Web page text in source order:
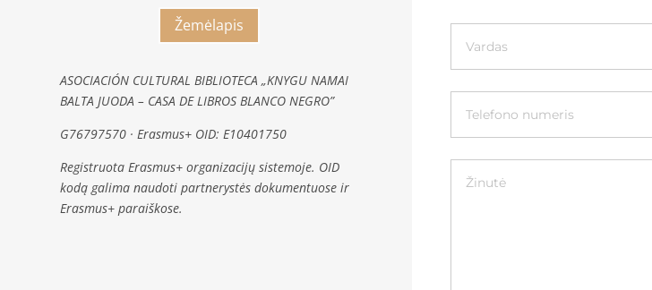
Žemėlapis
ASOCIACIÓN CULTURAL BIBLIOTECA „KNYGU NAMAI
BALTA JUODA – CASA DE LIBROS BLANCO NEGRO”
G76797570 · Erasmus+ OID: E10401750
Registruota Erasmus+ organizacijų sistemoje. OID
kodą galima naudoti partnerystės dokumentuose ir
Erasmus+ paraiškose.